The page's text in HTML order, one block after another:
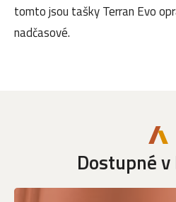
tomto jsou tašky Terran Evo
nadčasové.
Dostupné